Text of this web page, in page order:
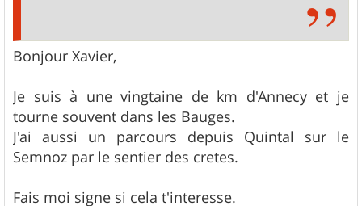
Bonjour Xavier,
Je suis à une vingtaine de km d'Annecy et je
tourne souvent dans les Bauges.
J'ai aussi un parcours depuis Quintal sur le
Semnoz par le sentier des cretes.
Fais moi signe si cela t'interesse.